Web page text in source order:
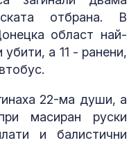
отбрана. В
област най-
а 11 - ранени,
22-ма души, а
масиран руски
и балистични